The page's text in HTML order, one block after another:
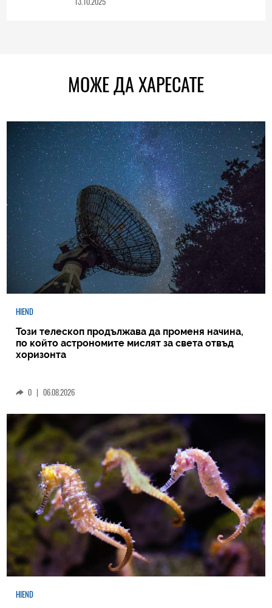
МОЖЕ ДА ХАРЕСАТЕ
HIEND
Този телескоп продължава да променя начина,
по който астрономите мислят за света отвъд
хоризонта
0 | 06.08.2026
HIEND